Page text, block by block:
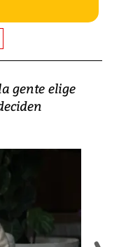
gente elige